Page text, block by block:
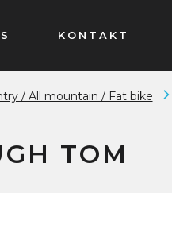
KONTAKT
/ All mountain / Fat bike
TOM